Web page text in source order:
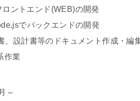
ロントエンド(WEB)の開発
でバックエンドの開発
、設計書等のドキュメント作成・編
作業
月～